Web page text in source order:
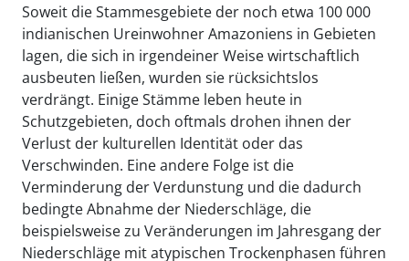
Soweit die Stammesgebiete der noch etwa 100 000
indianischen Ureinwohner Amazoniens in Gebieten
lagen, die sich in irgendeiner Weise wirtschaftlich
ausbeuten ließen, wurden sie rücksichtslos
verdrängt. Einige Stämme leben heute in
Schutzgebieten, doch oftmals drohen ihnen der
Verlust der kulturellen Identität oder das
Verschwinden. Eine andere Folge ist die
Verminderung der Verdunstung und die dadurch
bedingte Abnahme der Niederschläge, die
beispielsweise zu Veränderungen im Jahresgang der
Niederschläge mit atypischen Trockenphasen führen